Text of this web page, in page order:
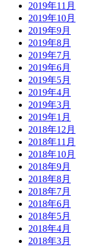
2019年11月
2019年10月
2019年9月
2019年8月
2019年7月
2019年6月
2019年5月
2019年4月
2019年3月
2019年1月
2018年12月
2018年11月
2018年10月
2018年9月
2018年8月
2018年7月
2018年6月
2018年5月
2018年4月
2018年3月